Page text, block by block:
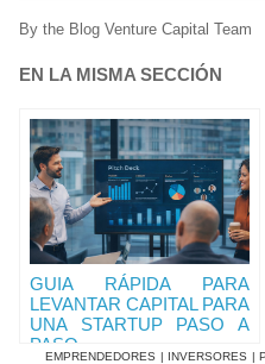
By the Blog Venture Capital Team
EN LA MISMA SECCIÓN
GUIA RÁPIDA PARA
LEVANTAR CAPITAL PARA
UNA STARTUP PASO A
PASO
EMPRENDEDORES | INVERSORES |